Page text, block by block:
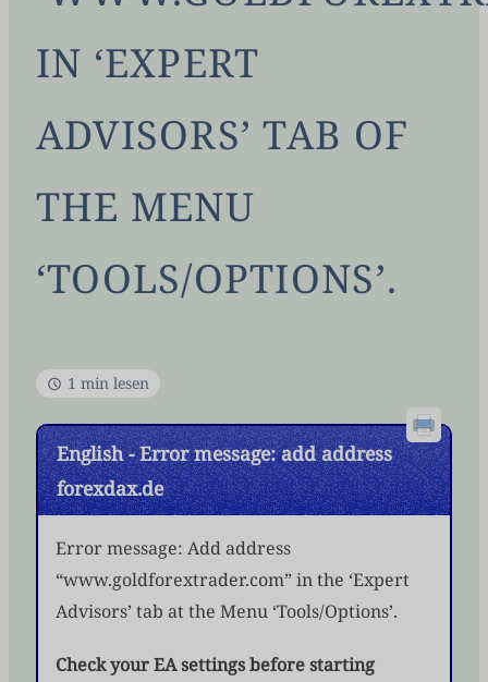
IN ‘EXPERT
ADVISORS’ TAB OF
THE MENU
‘TOOLS/OPTIONS’.
1 min lesen
English - Error message: add address
forexdax.de
Error message: Add address
“www.goldforextrader.com” in the ‘Expert
Advisors’ tab at the Menu ‘Tools/Options’.
Check your EA settings before starting